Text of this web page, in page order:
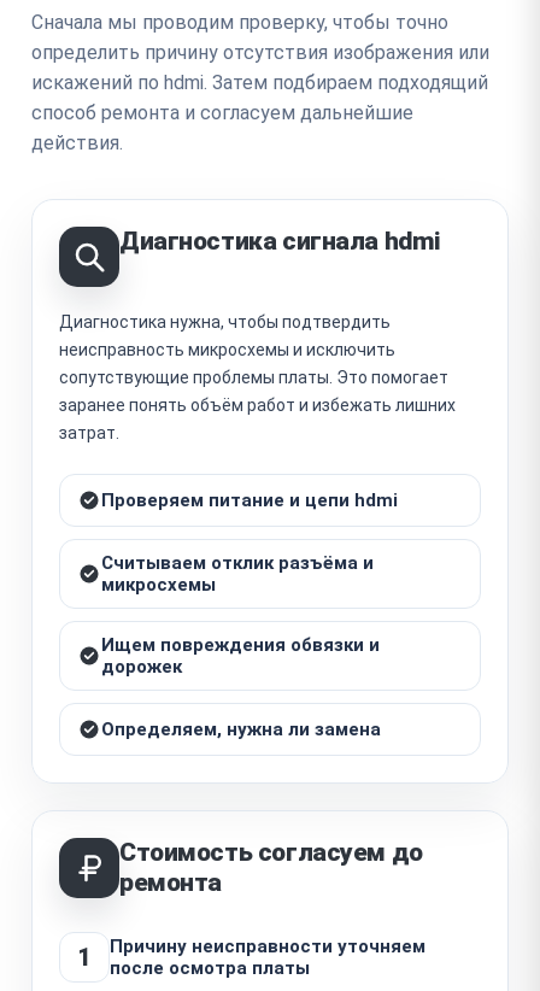
Сначала мы проводим проверку, чтобы точно
определить причину отсутствия изображения или
искажений по hdmi. Затем подбираем подходящий
способ ремонта и согласуем дальнейшие
действия.
Диагностика сигнала hdmi
Диагностика нужна, чтобы подтвердить
неисправность микросхемы и исключить
сопутствующие проблемы платы. Это помогает
заранее понять объём работ и избежать лишних
затрат.
Проверяем питание и цепи hdmi
Считываем отклик разъёма и
микросхемы
Ищем повреждения обвязки и
дорожек
Определяем, нужна ли замена
Стоимость согласуем до
ремонта
1
Причину неисправности уточняем
после осмотра платы